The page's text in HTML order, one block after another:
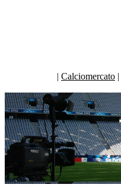
| Calciomercato |